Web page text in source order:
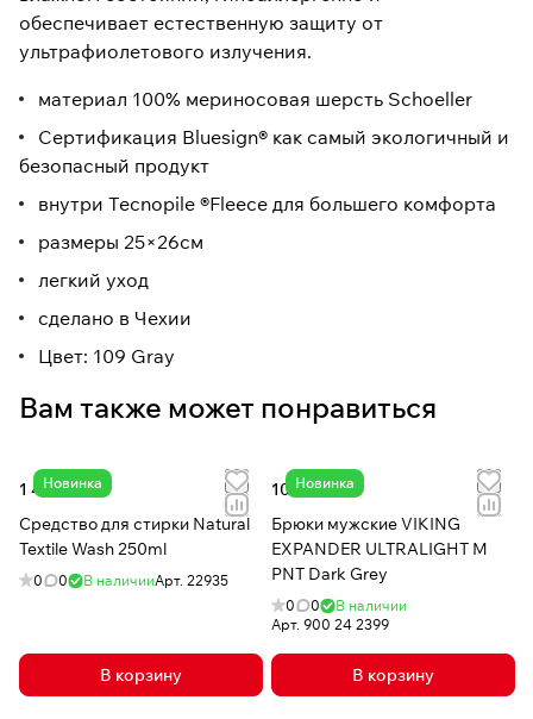
обеспечивает естественную защиту от
ультрафиолетового излучения.
материал 100% мериносовая шерсть Schoeller
Сертификация Bluesign® как самый экологичный и
безопасный продукт
внутри Tecnopile ®Fleece для большего комфорта
размеры 25×26см
легкий уход
сделано в Чехии
Цвет: 109 Gray
Вам также может понравиться
Новинка
1 440 сом
Средство для стирки Natural
Textile Wash 250ml
0 0 В наличииАрт. 22935
В корзину
Новинка
10 050 сом
Брюки мужские VIKING
EXPANDER ULTRALIGHT M
PNT Dark Grey
0 0
В наличии
Арт. 900 24 2399
В корзину